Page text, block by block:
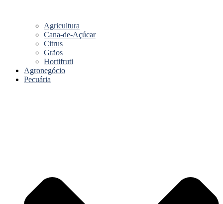
Agricultura
Cana-de-Açúcar
Citrus
Grãos
Hortifruti
Agronegócio
Pecuária